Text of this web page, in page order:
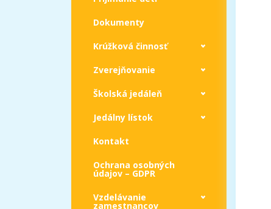
Dokumenty
Krúžková činnosť
Zverejňovanie
Školská jedáleň
Jedálny lístok
Kontakt
Ochrana osobných
údajov – GDPR
Vzdelávanie
zamestnancov